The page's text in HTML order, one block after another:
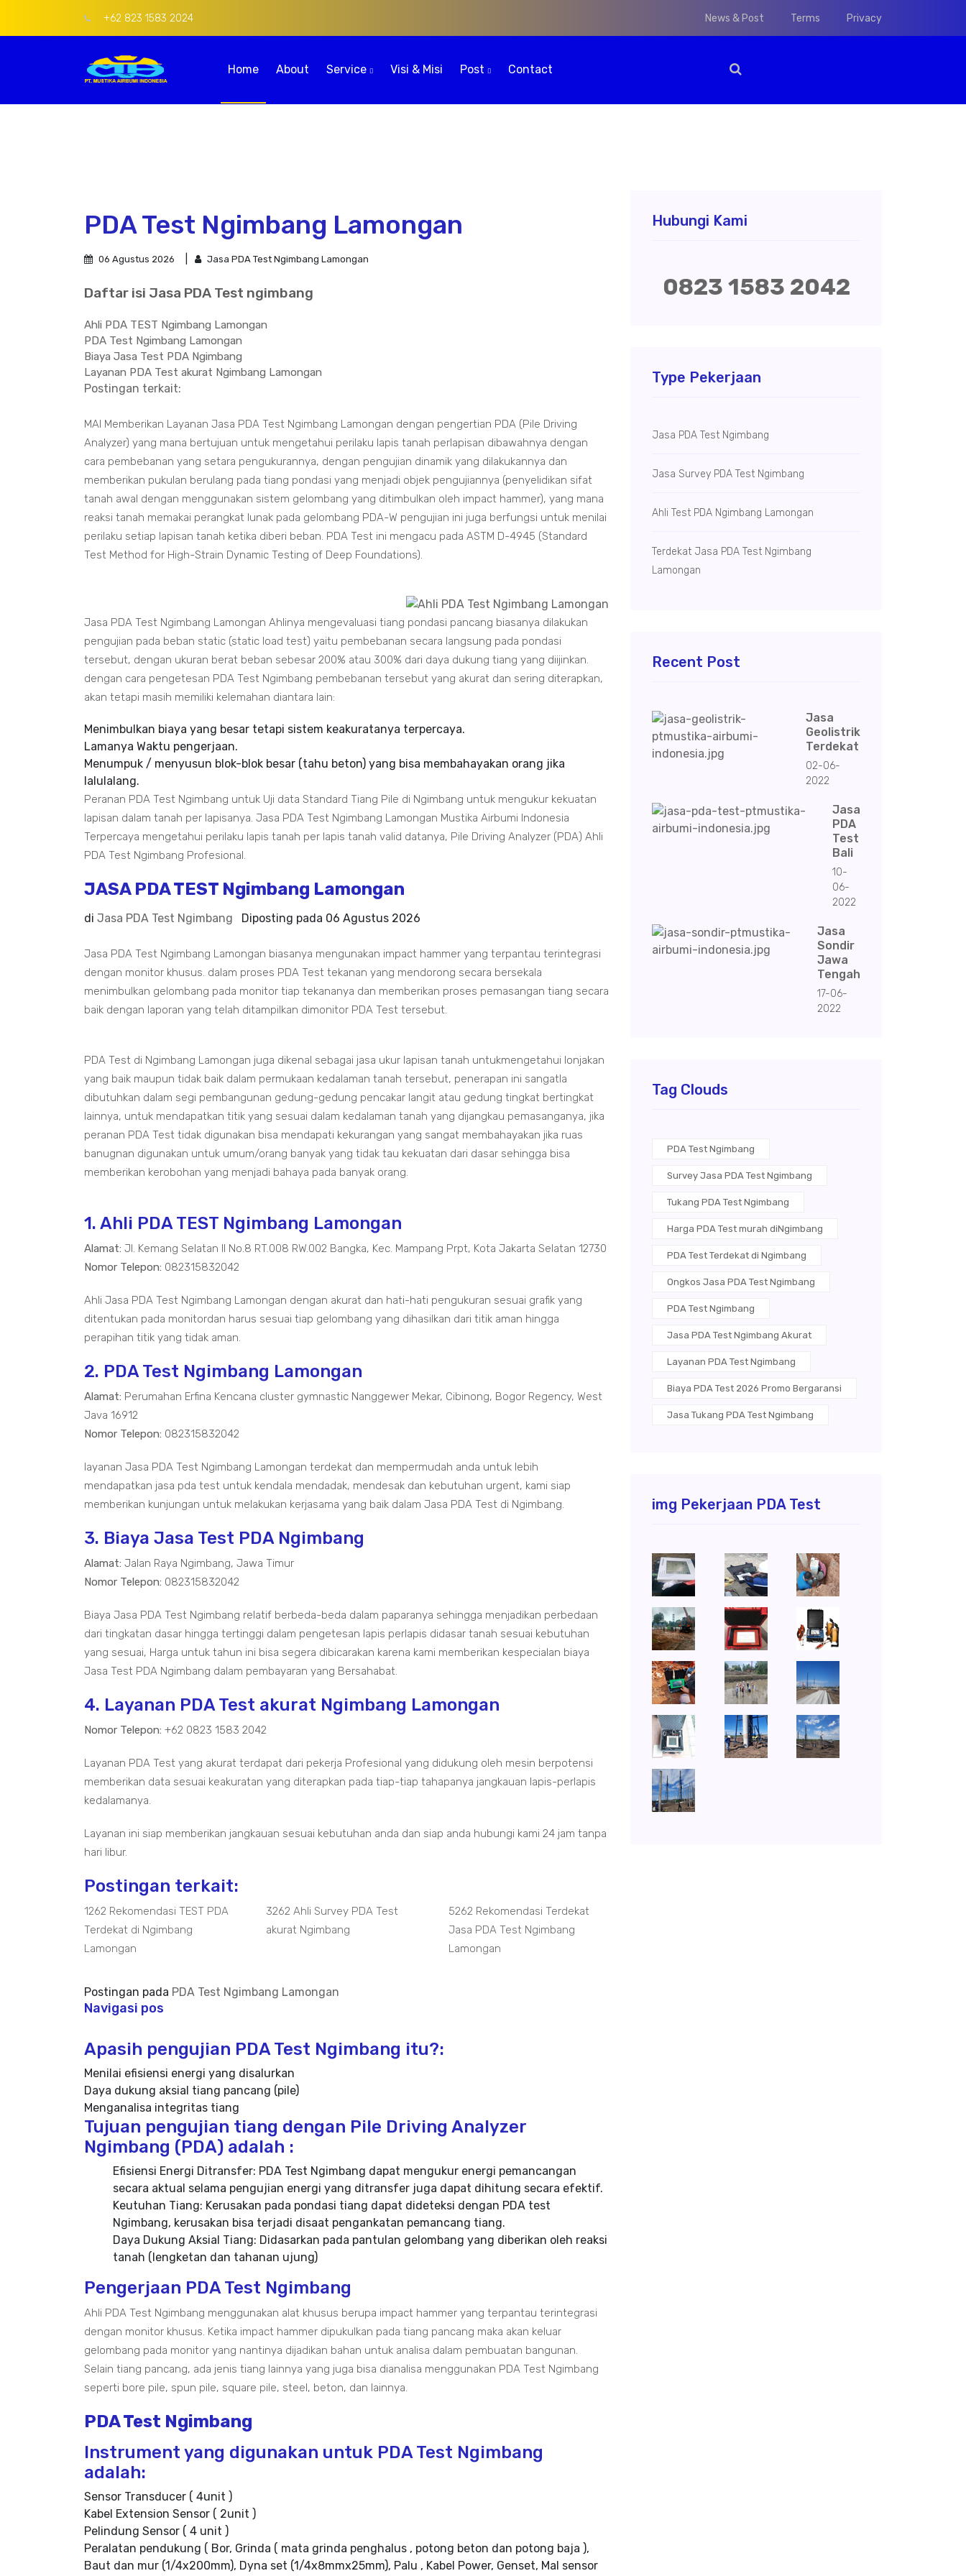
+62 823 1583 2024 News & Post Terms Privacy
Home About Service Visi & Misi Post Contact
PDA Test Ngimbang Lamongan
06 Agustus 2026 Jasa PDA Test Ngimbang Lamongan
Daftar isi Jasa PDA Test ngimbang
Ahli PDA TEST Ngimbang Lamongan
PDA Test Ngimbang Lamongan
Biaya Jasa Test PDA Ngimbang
Layanan PDA Test akurat Ngimbang Lamongan
Postingan terkait:
MAI Memberikan Layanan Jasa PDA Test Ngimbang Lamongan dengan pengertian PDA (Pile Driving
Analyzer) yang mana bertujuan untuk mengetahui perilaku lapis tanah perlapisan dibawahnya dengan
cara pembebanan yang setara pengukurannya, dengan pengujian dinamik yang dilakukannya dan
memberikan pukulan berulang pada tiang pondasi yang menjadi objek pengujiannya (penyelidikan sifat
tanah awal dengan menggunakan sistem gelombang yang ditimbulkan oleh impact hammer), yang mana
reaksi tanah memakai perangkat lunak pada gelombang PDA-W pengujian ini juga berfungsi untuk menilai
perilaku setiap lapisan tanah ketika diberi beban. PDA Test ini mengacu pada ASTM D-4945 (Standard
Test Method for High-Strain Dynamic Testing of Deep Foundations).
Jasa PDA Test Ngimbang Lamongan Ahlinya mengevaluasi tiang pondasi pancang biasanya dilakukan
pengujian pada beban static (static load test) yaitu pembebanan secara langsung pada pondasi
tersebut, dengan ukuran berat beban sebesar 200% atau 300% dari daya dukung tiang yang diijinkan.
dengan cara pengetesan PDA Test Ngimbang pembebanan tersebut yang akurat dan sering diterapkan,
akan tetapi masih memiliki kelemahan diantara lain:
Menimbulkan biaya yang besar tetapi sistem keakuratanya terpercaya.
Lamanya Waktu pengerjaan.
Menumpuk / menyusun blok-blok besar (tahu beton) yang bisa membahayakan orang jika
lalulalang.
Peranan PDA Test Ngimbang untuk Uji data Standard Tiang Pile di Ngimbang untuk mengukur kekuatan
lapisan dalam tanah per lapisanya. Jasa PDA Test Ngimbang Lamongan Mustika Airbumi Indonesia
Terpercaya mengetahui perilaku lapis tanah per lapis tanah valid datanya, Pile Driving Analyzer (PDA) Ahli
PDA Test Ngimbang Profesional.
JASA PDA TEST Ngimbang Lamongan
di Jasa PDA Test Ngimbang Diposting pada 06 Agustus 2026
Jasa PDA Test Ngimbang Lamongan biasanya mengunakan impact hammer yang terpantau terintegrasi
dengan monitor khusus. dalam proses PDA Test tekanan yang mendorong secara bersekala
menimbulkan gelombang pada monitor tiap tekananya dan memberikan proses pemasangan tiang secara
baik dengan laporan yang telah ditampilkan dimonitor PDA Test tersebut.
PDA Test di Ngimbang Lamongan juga dikenal sebagai jasa ukur lapisan tanah untukmengetahui lonjakan
yang baik maupun tidak baik dalam permukaan kedalaman tanah tersebut, penerapan ini sangatla
dibutuhkan dalam segi pembangunan gedung-gedung pencakar langit atau gedung tingkat bertingkat
lainnya, untuk mendapatkan titik yang sesuai dalam kedalaman tanah yang dijangkau pemasanganya, jika
peranan PDA Test tidak digunakan bisa mendapati kekurangan yang sangat membahayakan jika ruas
banugnan digunakan untuk umum/orang banyak yang tidak tau kekuatan dari dasar sehingga bisa
memberikan kerobohan yang menjadi bahaya pada banyak orang.
1. Ahli PDA TEST Ngimbang Lamongan
Alamat: Jl. Kemang Selatan II No.8 RT.008 RW.002 Bangka, Kec. Mampang Prpt, Kota Jakarta Selatan 12730
Nomor Telepon: 082315832042
Ahli Jasa PDA Test Ngimbang Lamongan dengan akurat dan hati-hati pengukuran sesuai grafik yang
ditentukan pada monitordan harus sesuai tiap gelombang yang dihasilkan dari titik aman hingga
perapihan titik yang tidak aman.
2. PDA Test Ngimbang Lamongan
Alamat: Perumahan Erfina Kencana cluster gymnastic Nanggewer Mekar, Cibinong, Bogor Regency, West
Java 16912
Nomor Telepon: 082315832042
layanan Jasa PDA Test Ngimbang Lamongan terdekat dan mempermudah anda untuk lebih
mendapatkan jasa pda test untuk kendala mendadak, mendesak dan kebutuhan urgent, kami siap
memberikan kunjungan untuk melakukan kerjasama yang baik dalam Jasa PDA Test di Ngimbang.
3. Biaya Jasa Test PDA Ngimbang
Alamat: Jalan Raya Ngimbang, Jawa Timur
Nomor Telepon: 082315832042
Biaya Jasa PDA Test Ngimbang relatif berbeda-beda dalam paparanya sehingga menjadikan perbedaan
dari tingkatan dasar hingga tertinggi dalam pengetesan lapis perlapis didasar tanah sesuai kebutuhan
yang sesuai, Harga untuk tahun ini bisa segera dibicarakan karena kami memberikan kespecialan biaya
Jasa Test PDA Ngimbang dalam pembayaran yang Bersahabat.
4. Layanan PDA Test akurat Ngimbang Lamongan
Nomor Telepon: +62 0823 1583 2042
Layanan PDA Test yang akurat terdapat dari pekerja Profesional yang didukung oleh mesin berpotensi
memberikan data sesuai keakuratan yang diterapkan pada tiap-tiap tahapanya jangkauan lapis-perlapis
kedalamanya.
Layanan ini siap memberikan jangkauan sesuai kebutuhan anda dan siap anda hubungi kami 24 jam tanpa
hari libur.
Postingan terkait:
1262 Rekomendasi TEST PDA
Terdekat di Ngimbang
Lamongan
3262 Ahli Survey PDA Test
akurat Ngimbang
5262 Rekomendasi Terdekat
Jasa PDA Test Ngimbang
Lamongan
Postingan pada PDA Test Ngimbang Lamongan
Navigasi pos
Apasih pengujian PDA Test Ngimbang itu?:
Menilai efisiensi energi yang disalurkan
Daya dukung aksial tiang pancang (pile)
Menganalisa integritas tiang
Tujuan pengujian tiang dengan Pile Driving Analyzer
Ngimbang (PDA) adalah :
Efisiensi Energi Ditransfer: PDA Test Ngimbang dapat mengukur energi pemancangan
secara aktual selama pengujian energi yang ditransfer juga dapat dihitung secara efektif.
Keutuhan Tiang: Kerusakan pada pondasi tiang dapat dideteksi dengan PDA test
Ngimbang, kerusakan bisa terjadi disaat pengankatan pemancang tiang.
Daya Dukung Aksial Tiang: Didasarkan pada pantulan gelombang yang diberikan oleh reaksi
tanah (lengketan dan tahanan ujung)
Pengerjaan PDA Test Ngimbang
Ahli PDA Test Ngimbang menggunakan alat khusus berupa impact hammer yang terpantau terintegrasi
dengan monitor khusus. Ketika impact hammer dipukulkan pada tiang pancang maka akan keluar
gelombang pada monitor yang nantinya dijadikan bahan untuk analisa dalam pembuatan bangunan.
Selain tiang pancang, ada jenis tiang lainnya yang juga bisa dianalisa menggunakan PDA Test Ngimbang
seperti bore pile, spun pile, square pile, steel, beton, dan lainnya.
PDA Test Ngimbang
Instrument yang digunakan untuk PDA Test Ngimbang
adalah:
Sensor Transducer ( 4unit )
Kabel Extension Sensor ( 2unit )
Pelindung Sensor ( 4 unit )
Peralatan pendukung ( Bor, Grinda ( mata grinda penghalus , potong beton dan potong baja ),
Baut dan mur (1/4x200mm), Dyna set (1/4x8mmx25mm), Palu , Kabel Power, Genset, Mal sensor
Hubungi Kami
0823 1583 2042
Type Pekerjaan
Jasa PDA Test Ngimbang
Jasa Survey PDA Test Ngimbang
Ahli Test PDA Ngimbang Lamongan
Terdekat Jasa PDA Test Ngimbang
Lamongan
Recent Post
Jasa
Geolistrik
Terdekat
02-06-
2022
Jasa
PDA
Test
Bali
10-
06-
2022
Jasa
Sondir
Jawa
Tengah
17-06-
2022
Tag Clouds
PDA Test Ngimbang
Survey Jasa PDA Test Ngimbang
Tukang PDA Test Ngimbang
Harga PDA Test murah diNgimbang
PDA Test Terdekat di Ngimbang
Ongkos Jasa PDA Test Ngimbang
PDA Test Ngimbang
Jasa PDA Test Ngimbang Akurat
Layanan PDA Test Ngimbang
Biaya PDA Test 2026 Promo Bergaransi
Jasa Tukang PDA Test Ngimbang
img Pekerjaan PDA Test